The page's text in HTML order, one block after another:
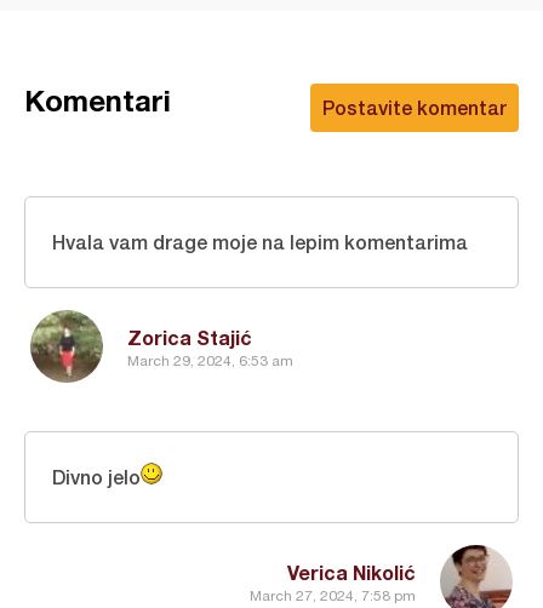
Postavite komentar
Komentari
Zorica Stajić
March 29, 2024, 6:53 am
Hvala vam drage moje na lepim komentarima
Verica Nikolić
March 27, 2024, 7:58 pm
Divno jelo